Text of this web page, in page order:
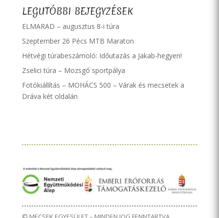
LEGUTÓBBI BEJEGYZÉSEK
ELMARAD – augusztus 8-i túra
Szeptember 26 Pécs MTB Maraton
Hétvégi túrabeszámoló: Időutazás a Jakab-hegyen!
Zselici túra – Mozsgó sportpálya
Fotókiállítás – MOHÁCS 500 – Várak és mecsetek a
Dráva két oldalán